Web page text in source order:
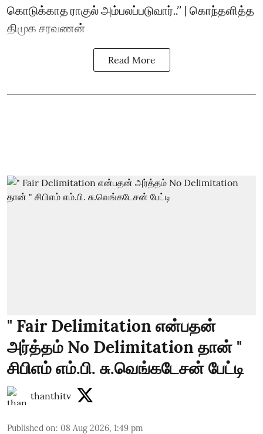
கொடுக்காத ராகுல் அம்பலப்படுவார்..’’ | கொந்தளித்த
திமுக சரவணன்
Read More
" Fair Delimitation என்பதன்
அர்த்தம் No Delimitation தான் "
சிபிஎம் எம்.பி. சு.வெங்கடேசன் பேட்டி
thanthitv
Published on: 08 Aug 2026, 1:49 pm